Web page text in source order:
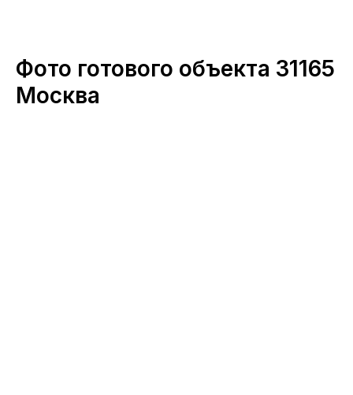
Фото готового объекта 31165
Москва